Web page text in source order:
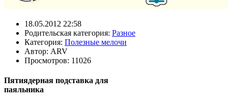
18.05.2012 22:58
Родительская категория: Разное
Категория: Полезные мелочи
Автор: ARV
Просмотров: 11026
Пятиядерная подставка для
паяльника